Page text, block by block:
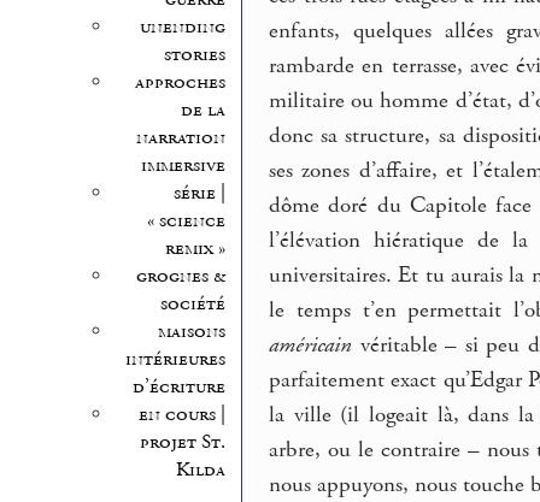
unending
stories
approches
de la
narration
immersive
série |
« science
remix »
grognes &
société
maisons
intérieures
d’écriture
en cours |
projet St.
Kilda
enfants, quelques allées
rambarde en terrasse, avec
militaire ou homme d’état,
donc sa structure, sa
ses zones d’affaire, et
dôme doré du Capitole
l’élévation hiératique de
universitaires. Et tu aurais la
le temps t’en permettait
américain véritable – si peu
parfaitement exact qu’Edgar
la ville (il logeait là, dans la
arbre, ou le contraire – nous
nous appuyons, nous touche